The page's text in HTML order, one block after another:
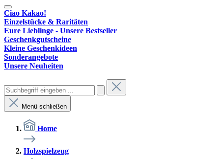
Ciao Kakao!
Einzelstücke & Raritäten
Eure Lieblinge - Unsere Bestseller
Geschenkgutscheine
Kleine Geschenkideen
Sonderangebote
Unsere Neuheiten
Menü schließen
Home
Holzspielzeug